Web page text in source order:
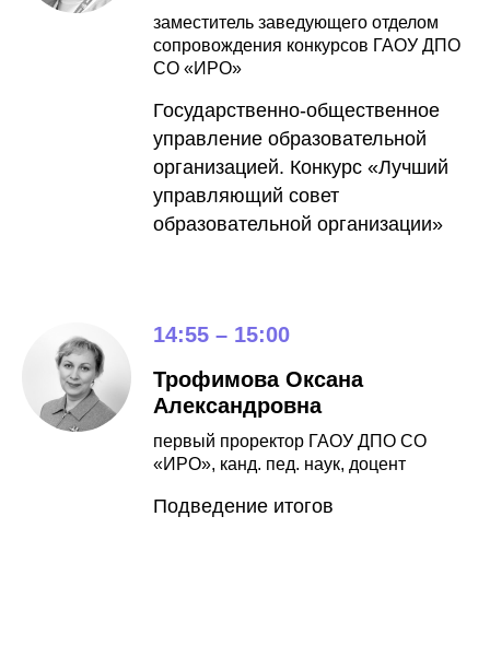
заместитель заведующего отделом
сопровождения конкурсов ГАОУ ДПО
СО «ИРО»
Государственно-общественное
управление образовательной
организацией. Конкурс «Лучший
управляющий совет
образовательной организации»
14:55 – 15:00
Трофимова Оксана
Александровна
первый проректор ГАОУ ДПО СО
«ИРО», канд. пед. наук, доцент
Подведение итогов